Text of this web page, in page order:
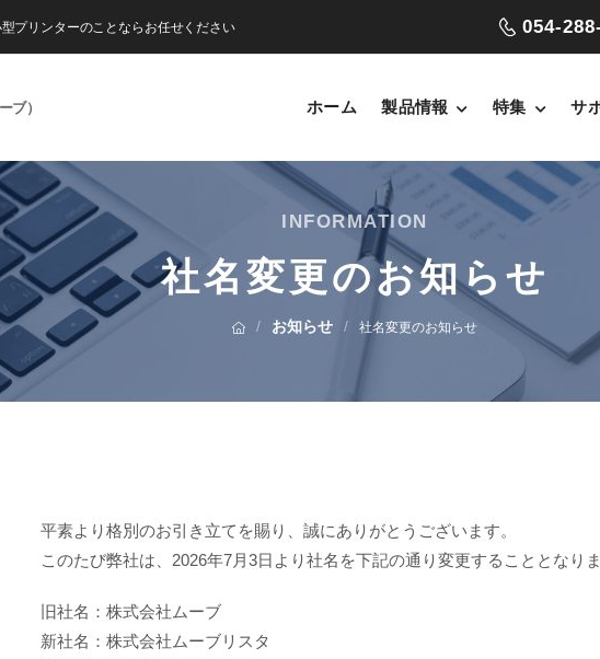
プリンターのことならお任せください 054-
ブ） ホーム 製品情報 特集 サ
INFORMATION
社名変更のお知らせ
/ お知らせ / 社名変更のお知らせ
平素より格別のお引き立てを賜り、誠にありがとうございます。
このたび弊社は、2026年7月3日より社名を下記の通り変更することとなり
旧社名：株式会社ムーブ
新社名：株式会社ムーブリスタ